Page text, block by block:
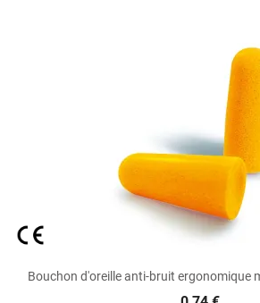
Bouchon d'oreille anti-bruit ergonomique